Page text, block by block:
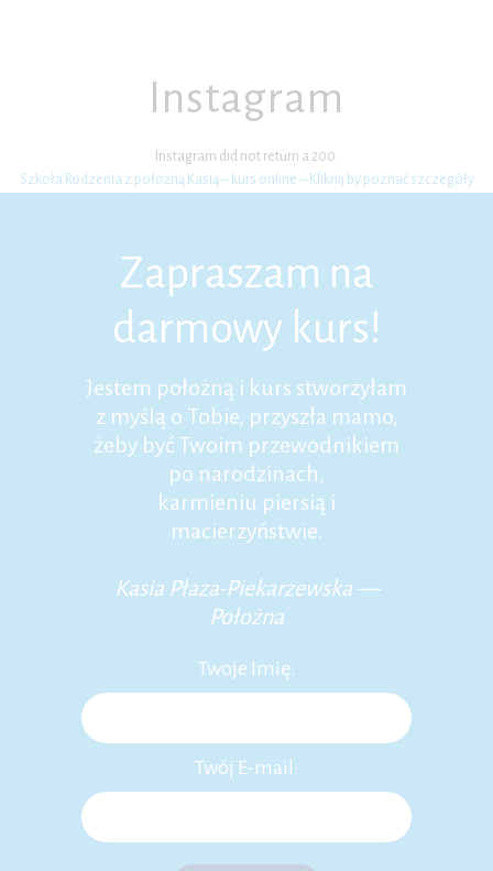
Instagram
Instagram did not return a 200.
Szkoła Rodzenia z położną Kasią – kurs online – Kliknij by poznać szczegóły
Zapraszam na
darmowy kurs!
Jestem położną i kurs stworzyłam
z myślą o Tobie, przyszła mamo,
żeby być Twoim przewodnikiem
po narodzinach,
karmieniu piersią i
macierzyństwie.
Kasia Płaza-Piekarzewska —
Położna
Twoje Imię:
Twój E-mail: